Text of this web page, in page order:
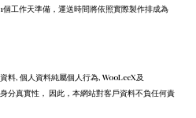
工作天準備，運送時間將依照實際製作排成為
料, 個人資料純屬個人行為, WooLeeX及
分真實性， 因此，本網站對客戶資料不負任何責